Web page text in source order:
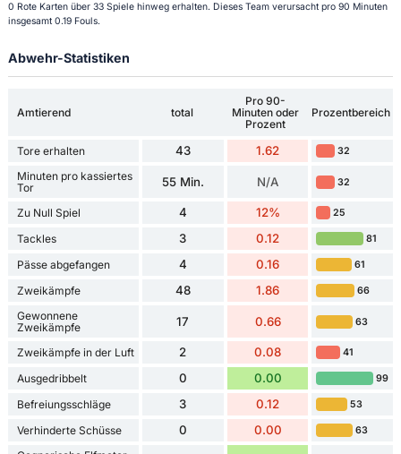
0 Rote Karten über 33 Spiele hinweg erhalten. Dieses Team verursacht pro 90 Minuten
insgesamt 0.19 Fouls.
Abwehr-Statistiken
Amtierend total
Pro 90-
Minuten oder
Prozent
Prozentbereich
Tore erhalten 43 1.62 32
Minuten pro kassiertes
Tor
55 Min. N/A 32
Zu Null Spiel 4 12% 25
Tackles 3 0.12 81
Pässe abgefangen 4 0.16 61
Zweikämpfe 48 1.86 66
Gewonnene
Zweikämpfe
17 0.66 63
Zweikämpfe in der Luft 2 0.08 41
Ausgedribbelt 0 0.00 99
Befreiungsschläge 3 0.12 53
Verhinderte Schüsse 0 0.00 63